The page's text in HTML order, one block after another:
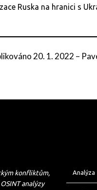
Ruska na hranici s
20. 1. 2022 –
konfliktům,
analýzy
Analýza